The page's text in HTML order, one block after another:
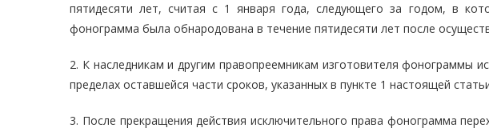
пятидесяти лет, считая с 1 января года, следующего за годом, в
фонограмма была обнародована в течение пятидесяти лет после
2. К наследникам и другим правопреемникам изготовителя фонограммы
пределах оставшейся части сроков, указанных в пункте 1 настоящей
3. После прекращения действия исключительного права фонограмма